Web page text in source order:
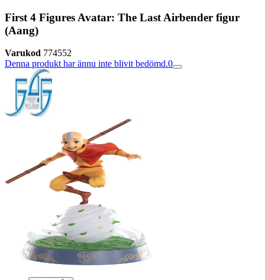
First 4 Figures Avatar: The Last Airbender figur
(Aang)
Varukod 774552
Denna produkt har ännu inte blivit bedömd.0